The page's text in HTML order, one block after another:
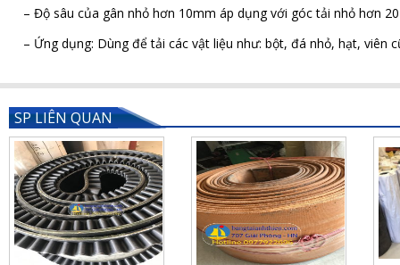
– Độ sâu của gân nhỏ hơn 10mm áp dụng với góc tải nhỏ hơn
– Ứng dụng: Dùng để tải các vật liệu như: bột, đá nhỏ, hạt,
SP LIÊN QUAN